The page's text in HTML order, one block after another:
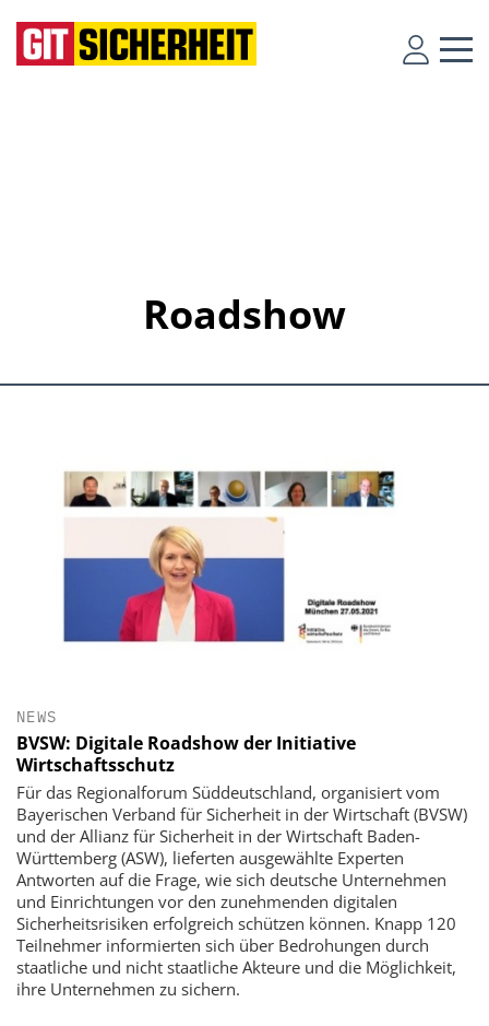
Roadshow
NEWS
BVSW: Digitale Roadshow der Initiative
Wirtschaftsschutz
Für das Regionalforum Süddeutschland, organisiert vom
Bayerischen Verband für Sicherheit in der Wirtschaft (BVSW)
und der Allianz für Sicherheit in der Wirtschaft Baden-
Württemberg (ASW), lieferten ausgewählte Experten
Antworten auf die Frage, wie sich deutsche Unternehmen
und Einrichtungen vor den zunehmenden digitalen
Sicherheitsrisiken erfolgreich schützen können. Knapp 120
Teilnehmer informierten sich über Bedrohungen durch
staatliche und nicht staatliche Akteure und die Möglichkeit,
ihre Unternehmen zu sichern.